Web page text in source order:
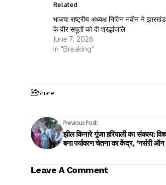
Related
भाजपा राष्ट्रीय अध्यक्ष नितिन नवीन ने झारखंड
के वीर सपूतों को दी श्रद्धांजलि
June 7, 2026
In "Breaking"
Share
Previous Post
झील किनारे गूंजा हरियाली का संकल्प:
बना पर्यावरण चेतना का केंद्र, ‘नर्सरी
Leave A Comment